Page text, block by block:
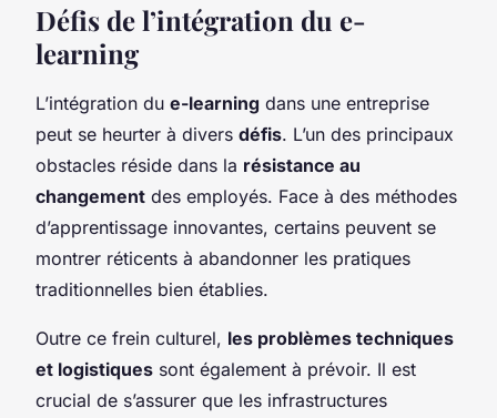
Défis de l’intégration du e-
learning
L’intégration du e-learning dans une entreprise
peut se heurter à divers défis. L’un des principaux
obstacles réside dans la résistance au
changement des employés. Face à des méthodes
d’apprentissage innovantes, certains peuvent se
montrer réticents à abandonner les pratiques
traditionnelles bien établies.
Outre ce frein culturel, les problèmes techniques
et logistiques sont également à prévoir. Il est
crucial de s’assurer que les infrastructures